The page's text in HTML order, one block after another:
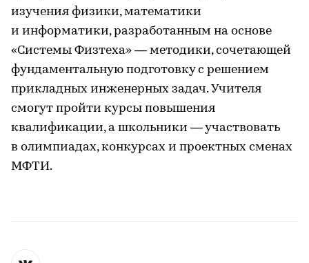
изучения физики, математики
и информатики, разработанным на основе
«Системы Физтеха» — методики, сочетающей
фундаментальную подготовку с решением
прикладных инженерных задач. Учителя
смогут пройти курсы повышения
квалификации, а школьники — участвовать
в олимпиадах, конкурсах и проектных сменах
МФТИ.